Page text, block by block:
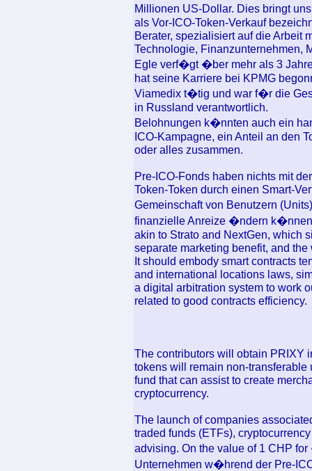
Millionen US-Dollar. Dies bringt
als Vor-ICO-Token-Verkauf
Berater, spezialisiert auf die Arbeit
Technologie, Finanzunternehmen,
Egle verf�gt �ber mehr als 3
hat seine Karriere bei KPMG
Viamedix t�tig und war f�r die
in Russland verantwortlich.
Belohnungen k�nnten auch ein
ICO-Kampagne, ein Anteil an den
oder alles zusammen.
Pre-ICO-Fonds haben nichts mit
Token-Token durch einen Smart-
Gemeinschaft von Benutzern
finanzielle Anreize �ndern
akin to Strato and NextGen, which
separate marketing benefit, and
It should embody smart contracts
and international locations laws,
a digital arbitration system to work
related to good contracts efficiency.
The contributors will obtain PRIXY
tokens will remain non-transferable
fund that can assist to create
cryptocurrency.
The launch of companies
traded funds (ETFs),
advising. On the value of 1 CHP
Unternehmen w�hrend der Pre-